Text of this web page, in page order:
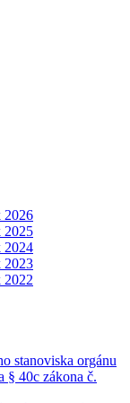
2026
2025
2024
2023
2022
stanoviska orgánu
§ 40c zákona č.